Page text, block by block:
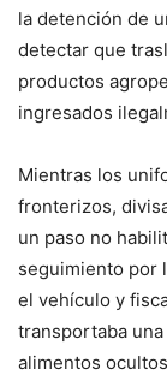
la detención de
detectar que
productos
ingresados
Mientras los
fronterizos,
un paso no
seguimiento por
el vehículo y
transportaba
alimentos